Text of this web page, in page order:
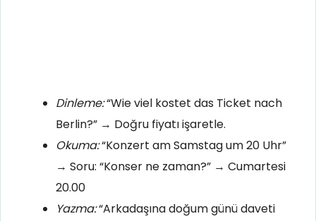
Dinleme:“Wie viel kostet das Ticket nach
Berlin?” → Doğru fiyatı işaretle.
Okuma:“Konzert am Samstag um 20 Uhr”
→ Soru: “Konser ne zaman?” → Cumartesi
20.00
Yazma:“Arkadaşına doğum günü daveti